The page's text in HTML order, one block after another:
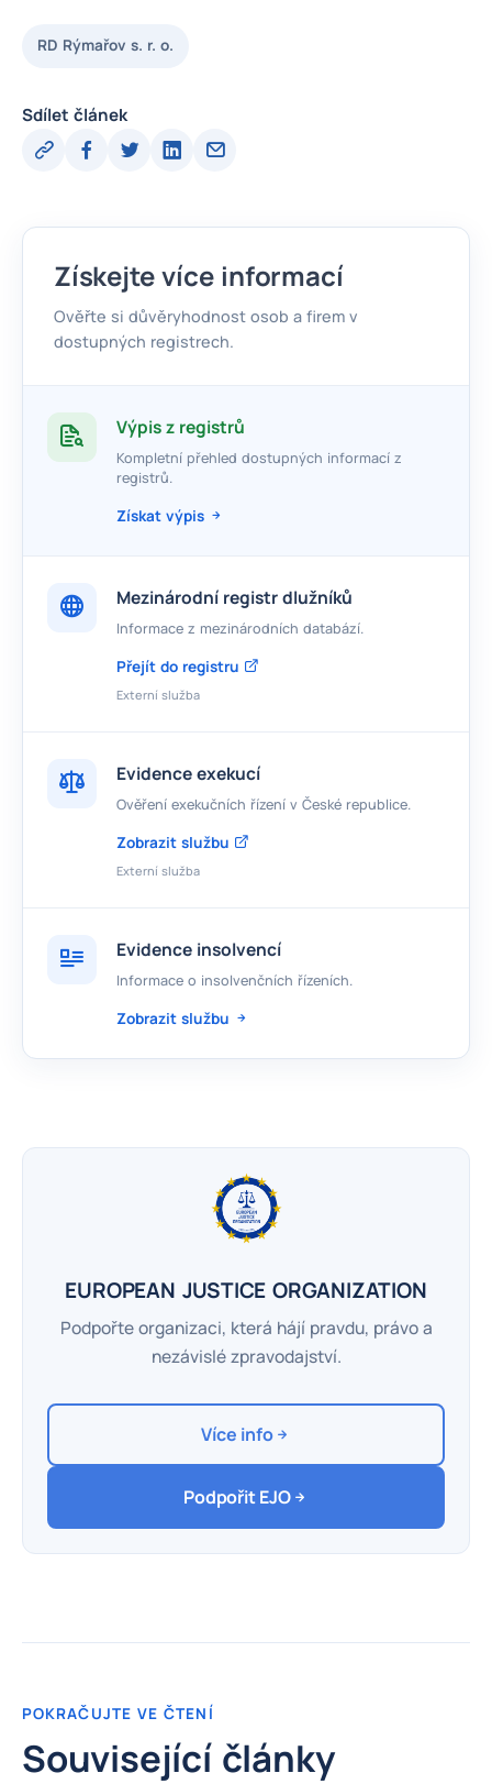
RD Rýmařov s. r. o.
Sdílet článek
Získejte více informací
Ověřte si důvěryhodnost osob a firem v
dostupných registrech.
Výpis z registrů
Kompletní přehled dostupných informací z
registrů.
Získat výpis
Mezinárodní registr dlužníků
Informace z mezinárodních databází.
Přejít do registru
Externí služba
Evidence exekucí
Ověření exekučních řízení v České republice.
Zobrazit službu
Externí služba
Evidence insolvencí
Informace o insolvenčních řízeních.
Zobrazit službu
EUROPEAN JUSTICE ORGANIZATION
Podpořte organizaci, která hájí pravdu, právo a
nezávislé zpravodajství.
Více info
Podpořit EJO
POKRAČUJTE VE ČTENÍ
Související články